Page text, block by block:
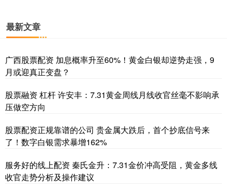
最新文章
广西股票配资 加息概率升至60%！黄金白银却逆势走强，9
月或迎真正变盘？
股票融资 杠杆 许安丰：7.31黄金周线月线收官丝毫不影响承
压做空方向
股票配资正规靠谱的公司 贵金属大跌后，首个抄底信号来
了！数字白银需求暴增162%
服务好的线上配资 秦氏金升：7.31金价冲高受阻，黄金多线
收官走势分析及操作建议